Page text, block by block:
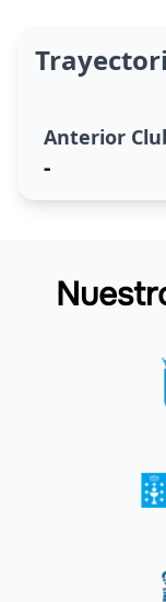
Anterior
-